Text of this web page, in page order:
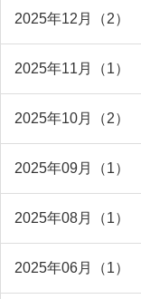
2025年12月（2）
2025年11月（1）
2025年10月（2）
2025年09月（1）
2025年08月（1）
2025年06月（1）